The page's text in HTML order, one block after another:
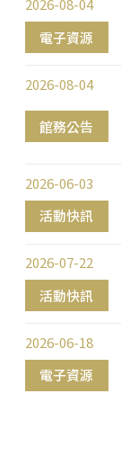
電子資源
2026-08-04
館務公告
2026-08-04
活動快訊
2026-06-03
活動快訊
2026-07-22
電子資源
2026-06-18